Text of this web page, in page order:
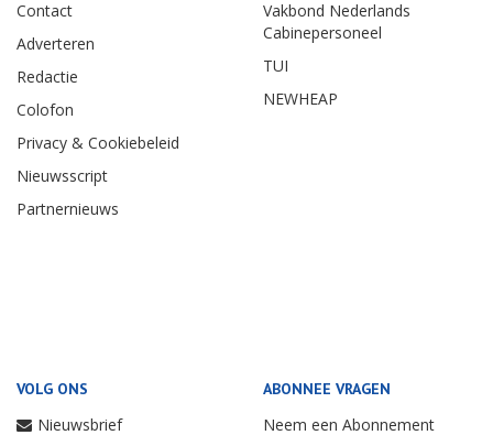
Contact
Adverteren
Redactie
Colofon
Privacy & Cookiebeleid
Nieuwsscript
Partnernieuws
Vakbond Nederlands
Cabinepersoneel
TUI
NEWHEAP
VOLG ONS
Nieuwsbrief
ABONNEE VRAGEN
Neem een Abonnement